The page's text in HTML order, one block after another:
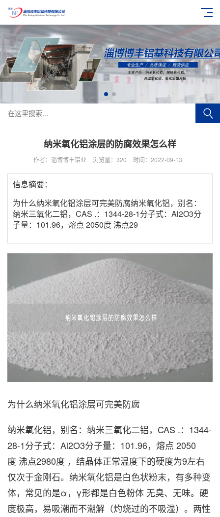
纳米氧化铝涂层的防腐效果怎么样
作者：淄博博丰铝业 浏览量： 320 时间：2022-09-13
信息摘要：
为什么纳米氧化铝涂层可完美防腐纳米氧化铝，别名：
纳米三氧化二铝，CAS .：1344-28-1分子式：Al2O3分
子量：101.96，熔点 2050度 沸点29
为什么纳米氧化铝涂层可完美防腐
纳米氧化铝，别名：纳米三氧化二铝，CAS .：1344-
28-1分子式：Al2O3分子量：101.96，熔点 2050
度 沸点2980度 ，结晶体正常温度下的硬度为9左右
仅次于金刚石。纳米氧化铝是白色状粉末，有多种变
体，常见的是α，γ形都是白色粉体 无臭、无味。硬
度极高，易吸潮而不潮解（灼烧过的不吸湿）。两性